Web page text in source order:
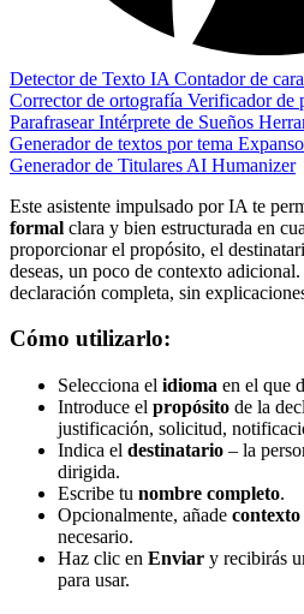
Detector de Texto IA Contador de
Corrector de ortografía Verificador de
ParafrasearIntérprete de Sueños
Generador de textos por tema
Generador de Titulares AI Humanizer
Este asistente impulsado por IA te
formal clara y bien estructurada en
proporcionar el propósito, el
deseas, un poco de contexto
declaración completa, sin
Cómo utilizarlo:
Selecciona el idioma en el que
Introduce el propósito de la
justificación, solicitud,
Indica el destinatario – la
dirigida.
Escribe tu nombre completo.
Opcionalmente, añade
necesario.
Haz clic en Enviar y recibirás
para usar.